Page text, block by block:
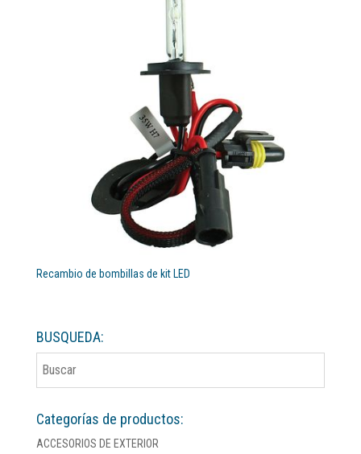
Recambio de bombillas de kit LED
BUSQUEDA:
Categorías de productos:
ACCESORIOS DE EXTERIOR